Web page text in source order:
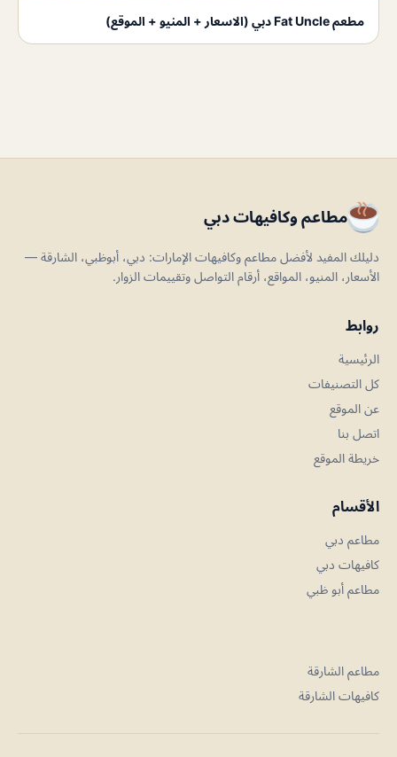
مطعم Fat Uncle دبي (الاسعار + المنيو + الموقع)
مطاعم وكافيهات دبي
دليلك المفيد لأفضل مطاعم وكافيهات الإمارات: دبي، أبوظبي، الشارقة —
الأسعار، المنيو، المواقع، أرقام التواصل وتقييمات الزوار.
روابط
الرئيسية
كل التصنيفات
عن الموقع
اتصل بنا
خريطة الموقع
الأقسام
مطاعم دبي
كافيهات دبي
مطاعم أبو ظبي
مطاعم الشارقة
كافيهات الشارقة